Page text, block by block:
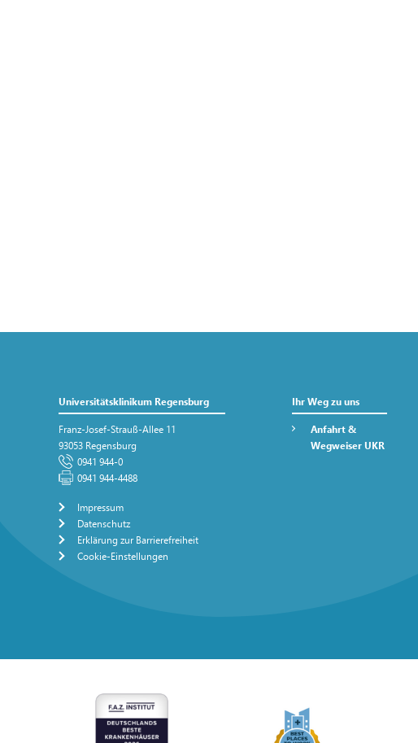
Universitätsklinikum Regensburg
Franz-Josef-Strauß-Allee 11
93053 Regensburg
0941 944-0
0941 944-4488
Impressum
Datenschutz
Erklärung zur Barrierefreiheit
Cookie-Einstellungen
Ihr Weg zu uns
Anfahrt &
Wegweiser UKR